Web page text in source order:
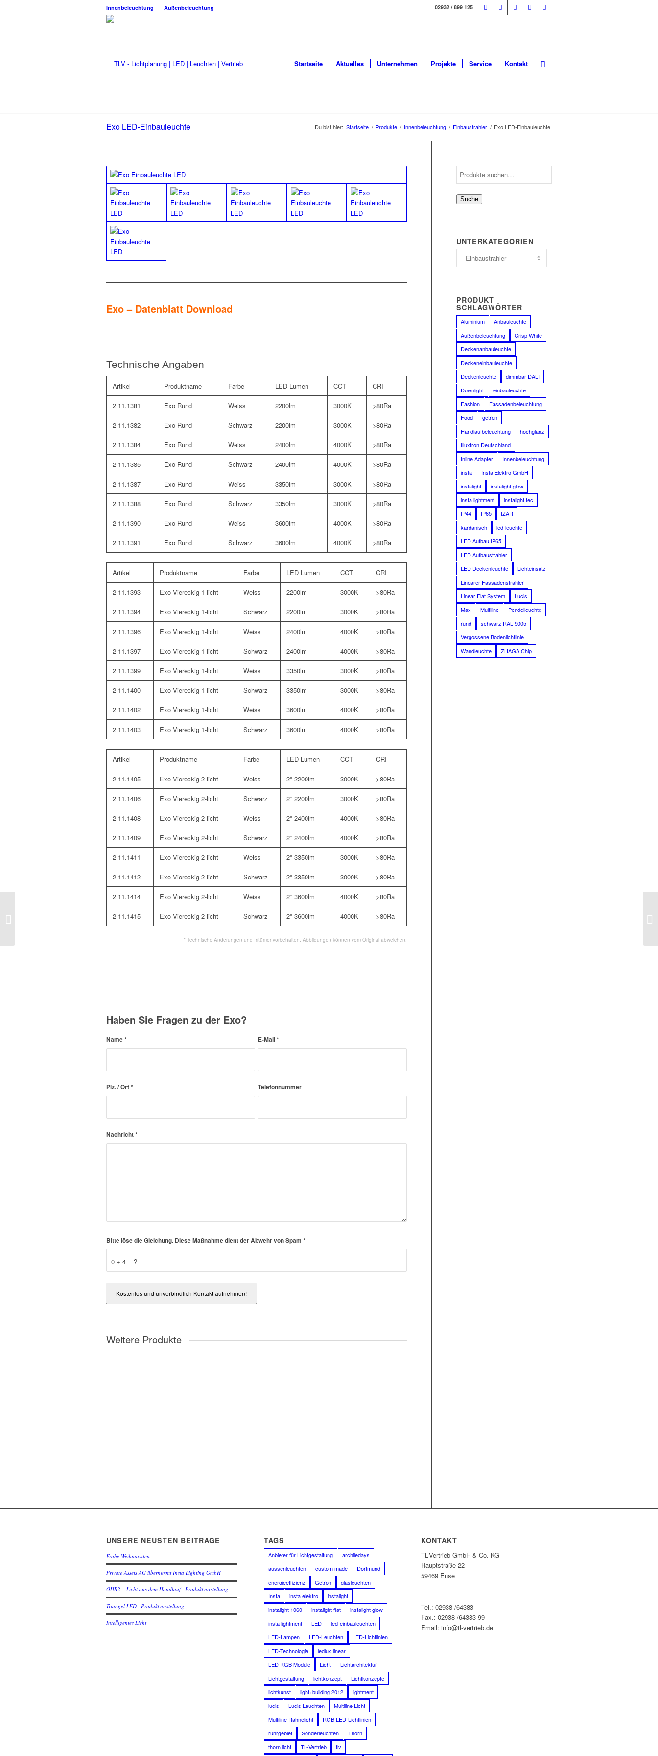
Innenbeleuchtung Außenbeleuchtung 02932 / 899 125
Startseite Aktuelles Unternehmen Projekte Service Kontakt
Exo LED-Einbauleuchte Du bist hier: Startseite / Produkte / Innenbeleuchtung / Einbaustrahler / Exo LED-Einbauleuchte
Exo – Datenblatt Download
Technische Angaben
Artikel Produktname Farbe LED Lumen CCT CRI
2.11.1381 Exo Rund Weiss 2200lm 3000K >80Ra
2.11.1382 Exo Rund Schwarz 2200lm 3000K >80Ra
2.11.1384 Exo Rund Weiss 2400lm 4000K >80Ra
2.11.1385 Exo Rund Schwarz 2400lm 4000K >80Ra
2.11.1387 Exo Rund Weiss 3350lm 3000K >80Ra
2.11.1388 Exo Rund Schwarz 3350lm 3000K >80Ra
2.11.1390 Exo Rund Weiss 3600lm 4000K >80Ra
2.11.1391 Exo Rund Schwarz 3600lm 4000K >80Ra
Artikel Produktname Farbe LED Lumen CCT CRI
2.11.1393 Exo Viereckig 1-licht Weiss 2200lm 3000K >80Ra
2.11.1394 Exo Viereckig 1-licht Schwarz 2200lm 3000K >80Ra
2.11.1396 Exo Viereckig 1-licht Weiss 2400lm 4000K >80Ra
2.11.1397 Exo Viereckig 1-licht Schwarz 2400lm 4000K >80Ra
2.11.1399 Exo Viereckig 1-licht Weiss 3350lm 3000K >80Ra
2.11.1400 Exo Viereckig 1-licht Schwarz 3350lm 3000K >80Ra
2.11.1402 Exo Viereckig 1-licht Weiss 3600lm 4000K >80Ra
2.11.1403 Exo Viereckig 1-licht Schwarz 3600lm 4000K >80Ra
Artikel Produktname Farbe LED Lumen CCT CRI
2.11.1405 Exo Viereckig 2-licht Weiss 2* 2200lm 3000K >80Ra
2.11.1406 Exo Viereckig 2-licht Schwarz 2* 2200lm 3000K >80Ra
2.11.1408 Exo Viereckig 2-licht Weiss 2* 2400lm 4000K >80Ra
2.11.1409 Exo Viereckig 2-licht Schwarz 2* 2400lm 4000K >80Ra
2.11.1411 Exo Viereckig 2-licht Weiss 2* 3350lm 3000K >80Ra
2.11.1412 Exo Viereckig 2-licht Schwarz 2* 3350lm 3000K >80Ra
2.11.1414 Exo Viereckig 2-licht Weiss 2* 3600lm 4000K >80Ra
2.11.1415 Exo Viereckig 2-licht Schwarz 2* 3600lm 4000K >80Ra
* Technische Änderungen und Irrtümer vorbehalten. Abbildungen können vom Original abweichen.
Haben Sie Fragen zu der Exo?
Name* E-Mail*
Plz. / Ort* Telefonnummer
Nachricht*
0 + 4 = ?
Bitte löse die Gleichung. Diese Maßnahme dient der Abwehr von Spam *
Weitere Produkte
Suche
UNTERKATEGORIEN
PRODUKT
SCHLAGWÖRTER
Aluminium
Anbauleuchte
Außenbeleuchtung
Crisp White
Deckenanbauleuchte
Deckeneinbauleuchte
Deckenleuchte
dimmbar DALI
Downlight
einbauleuchte
Fashion
Fassadenbeleuchtung
Food
getron
Handlaufbeleuchtung
hochglanz
Illuxtron Deutschland
Inline Adapter
Innenbeleuchtung
insta
Insta Elektro GmbH
instalight
instalight glow
insta lightment
instalight tec
IP44
IP65
IZAR
kardanisch
led-leuchte
LED Aufbau IP65
LED Aufbaustrahler
LED Deckenleuchte
Lichteinsatz
Linearer Fassadenstrahler
Linear Flat System
Lucis
Max
Multiline
Pendelleuchte
rund
schwarz RAL 9005
Vergossene Bodenlichtlinie
Wandleuchte
ZHAGA Chip
UNSERE NEUSTEN BEITRÄGE
Frohe Weihnachten
Private Assets AG übernimmt Insta Lighting GmbH
OHR2 – Licht aus dem Handlauf | Produktvorstellung
Triangel LED | Produktvorstellung
Intelligentes Licht
TAGS
Anbieter für Lichtgestaltung
archiledays
aussenleuchten
custom made
Dortmund
energieeffizienz
Getron
glasleuchten
Insta
insta elektro
instalight
instalight 1060
instalight flat
instalight glow
insta lightment
LED
led-einbauleuchten
LED-Lampen
LED-Leuchten
LED-Lichtlinien
LED-Technologie
ledlux linear
LED RGB Module
Licht
Lichtarchitektur
Lichtgestaltung
lichtkonzept
Lichtkonzepte
lichtkunst
light+building 2012
lightment
lucis
Lucis Leuchten
Multiline Licht
Multiline Rahnelicht
RGB LED-Lichtlinien
ruhrgebiet
Sonderleuchten
Thorn
thorn licht
TL-Vertrieb tlv
KONTAKT
TL-Vertrieb GmbH & Co. KG
Hauptstraße 22
59469 Ense
Tel.: 02938 /64383
Fax.: 02938 /64383 99
Email: info@tl-vertrieb.de